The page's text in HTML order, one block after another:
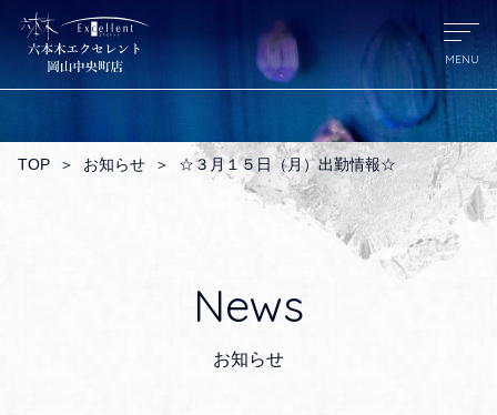
TOP ＞ お知らせ ＞ ☆３月１５日（月）出勤情報☆
News
お知らせ